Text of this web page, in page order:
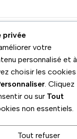
privée
votre
personnalisé et à
choisir les cookies
. Cliquez
ou sur Tout
non essentiels.
Tout refuser